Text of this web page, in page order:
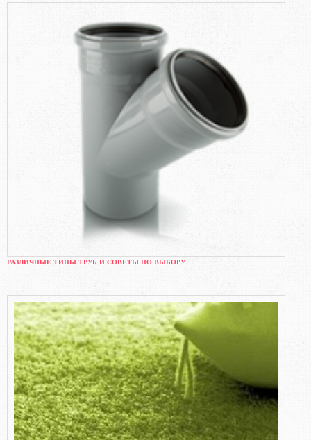
РАЗЛИЧНЫЕ ТИПЫ ТРУБ И СОВЕТЫ ПО ВЫБОРУ